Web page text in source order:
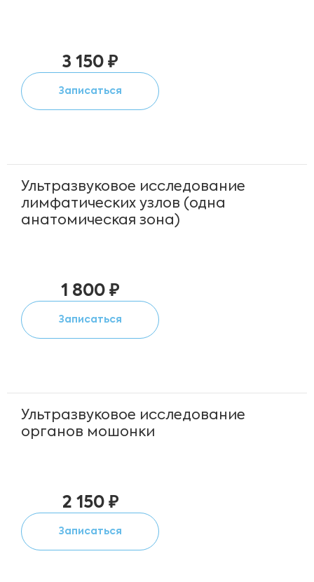
3 150 ₽
Записаться
Ультразвуковое исследование
лимфатических узлов (одна
анатомическая зона)
1 800 ₽
Записаться
Ультразвуковое исследование
органов мошонки
2 150 ₽
Записаться